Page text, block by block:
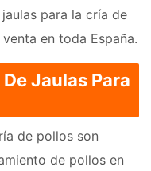
para la cría de
en toda España.
Jaulas Para
de pollos son
de pollos en